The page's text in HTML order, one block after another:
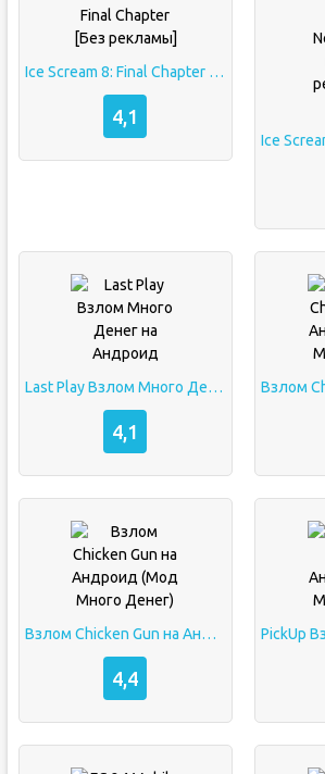
Ice Scream 8: Final Chapter [Без рекламы]
4,1
Last Play Взлом Много Денег на Андроид
4,1
Взлом Chicken Gun на Андроид (Мод Много Денег)
4,4